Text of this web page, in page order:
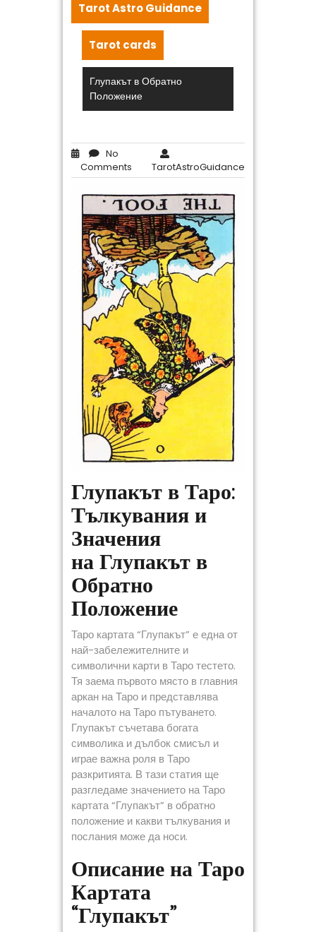
Tarot Astro Guidance
Tarot cards
Глупакът в Обратно
Положение
No
Comments
TarotAstroGuidance
Глупакът в Таро:
Тълкувания и
Значения
на Глупакът в
Обратно
Положение
Таро картата “Глупакът” е една от
най-забележителните и
символични карти в Таро тестето.
Тя заема първото място в главния
аркан на Таро и представлява
началото на Таро пътуването.
Глупакът съчетава богата
символика и дълбок смисъл и
играе важна роля в Таро
разкритията. В тази статия ще
разгледаме значението на Таро
картата “Глупакът” в обратно
положение и какви тълкувания и
послания може да носи.
Описание на Таро
Картата
“Глупакът”